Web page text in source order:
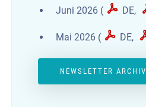
Juni 2026 ( DE,
Mai 2026 ( DE,
NEWSLETTER ARCHIV